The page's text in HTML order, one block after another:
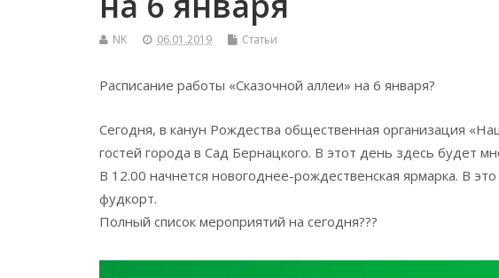
NK 06.01.2019 Статьи
Расписание работы «Сказочной аллеи» на 6 января?
Сегодня, в канун Рождества общественная организация
гостей города в Сад Бернацкого. В этот день здесь будет
В 12.00 начнется новогоднее-рождественская ярмарка. В
фудкорт.
Полный список мероприятий на сегодня???